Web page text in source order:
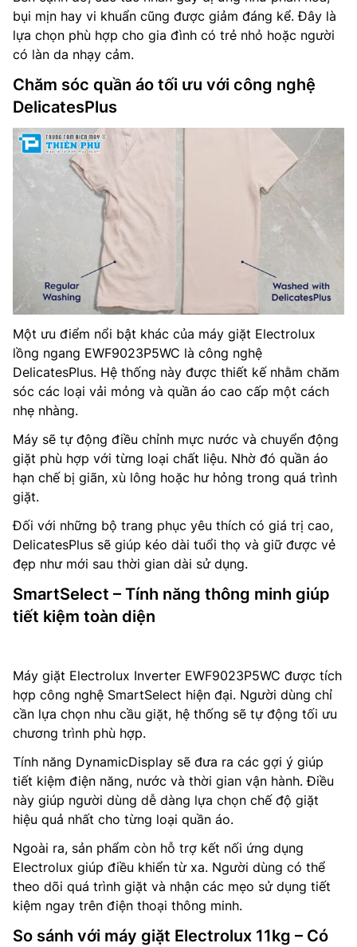
bụi mịn hay vi khuẩn cũng được giảm đáng kể. Đây là
lựa chọn phù hợp cho gia đình có trẻ nhỏ hoặc người
có làn da nhạy cảm.
Chăm sóc quần áo tối ưu với công nghệ
DelicatesPlus
Một ưu điểm nổi bật khác của máy giặt Electrolux
lồng ngang EWF9023P5WC là công nghệ
DelicatesPlus. Hệ thống này được thiết kế nhằm chăm
sóc các loại vải mỏng và quần áo cao cấp một cách
nhẹ nhàng.
Máy sẽ tự động điều chỉnh mực nước và chuyển động
giặt phù hợp với từng loại chất liệu. Nhờ đó quần áo
hạn chế bị giãn, xù lông hoặc hư hỏng trong quá trình
giặt.
Đối với những bộ trang phục yêu thích có giá trị cao,
DelicatesPlus sẽ giúp kéo dài tuổi thọ và giữ được vẻ
đẹp như mới sau thời gian dài sử dụng.
SmartSelect – Tính năng thông minh giúp
tiết kiệm toàn diện
Máy giặt Electrolux Inverter EWF9023P5WC được tích
hợp công nghệ SmartSelect hiện đại. Người dùng chỉ
cần lựa chọn nhu cầu giặt, hệ thống sẽ tự động tối ưu
chương trình phù hợp.
Tính năng DynamicDisplay sẽ đưa ra các gợi ý giúp
tiết kiệm điện năng, nước và thời gian vận hành. Điều
này giúp người dùng dễ dàng lựa chọn chế độ giặt
hiệu quả nhất cho từng loại quần áo.
Ngoài ra, sản phẩm còn hỗ trợ kết nối ứng dụng
Electrolux giúp điều khiển từ xa. Người dùng có thể
theo dõi quá trình giặt và nhận các mẹo sử dụng tiết
kiệm ngay trên điện thoại thông minh.
So sánh với máy giặt Electrolux 11kg – Có